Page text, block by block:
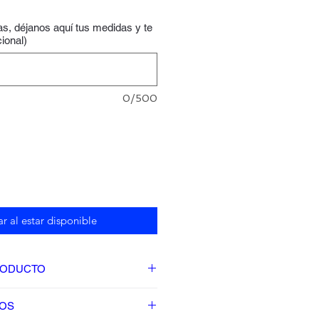
déjanos aquí tus medidas y te
0/500
al estar disponible